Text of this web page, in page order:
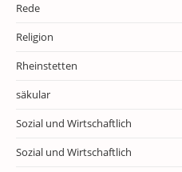
Rede
Religion
Rheinstetten
säkular
Sozial und Wirtschaftlich
Sozial und Wirtschaftlich